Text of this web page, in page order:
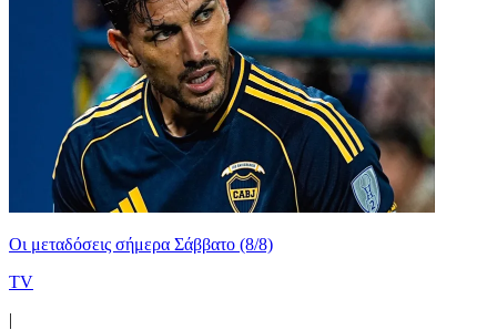
Οι μεταδόσεις σήμερα Σάββατο (8/8)
TV
|